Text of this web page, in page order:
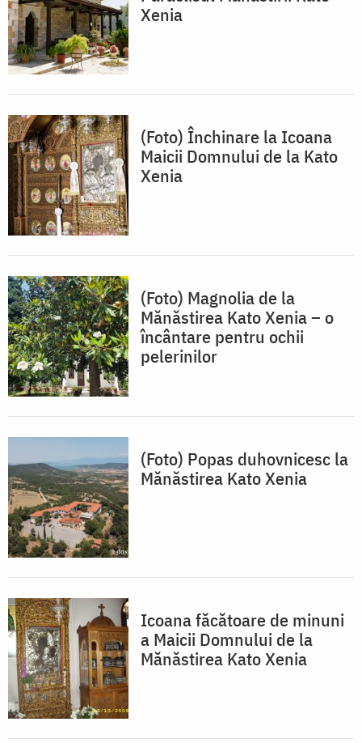
Xenia
(Foto) Închinare la Icoana
Maicii Domnului de la Kato
Xenia
(Foto) Magnolia de la
Mănăstirea Kato Xenia – o
încântare pentru ochii
pelerinilor
(Foto) Popas duhovnicesc la
Mănăstirea Kato Xenia
Icoana făcătoare de minuni
a Maicii Domnului de la
Mănăstirea Kato Xenia